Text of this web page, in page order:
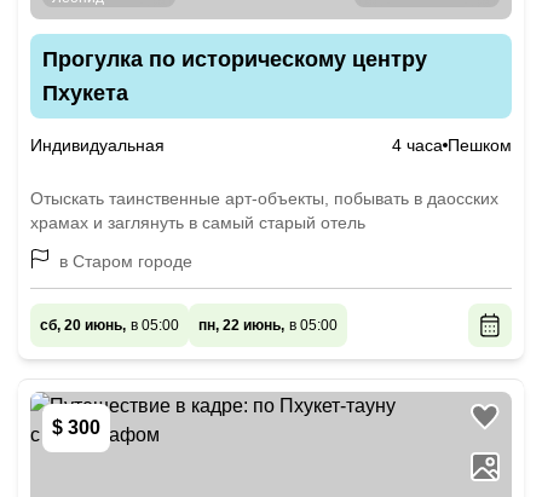
Прогулка по историческому центру
Пхукета
Индивидуальная 4 часа Пешком
Отыскать таинственные арт-объекты, побывать в даосских
храмах и заглянуть в самый старый отель
в Старом городе
сб, 20 июнь, в 05:00 пн, 22 июнь, в 05:00
$ 300